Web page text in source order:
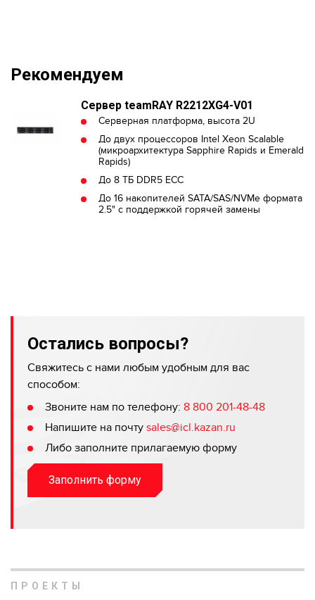
Рекомендуем
Сервер teamRAY R2212XG4-V01
Серверная платформа, высота 2U
До двух процессоров Intel Xeon Scalable
(микроархитектура Sapphire Rapids и Emerald
Rapids)
До 8 ТБ DDR5 ECC
До 16 накопителей SATA/SAS/NVMe формата
2.5" с поддержкой горячей замены
Остались вопросы?
Свяжитесь с нами любым удобным для вас
способом:
Звоните нам по телефону: 8 800 201-48-48
Напишите на почту sales@icl.kazan.ru
Либо заполните прилагаемую форму
Заполнить форму
ПРОЕКТЫ